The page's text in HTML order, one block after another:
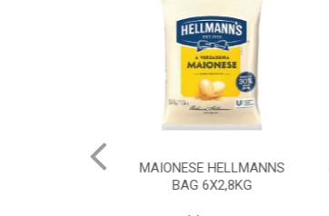
MAIONESE HELLMANNS
BAG 6X2,8KG